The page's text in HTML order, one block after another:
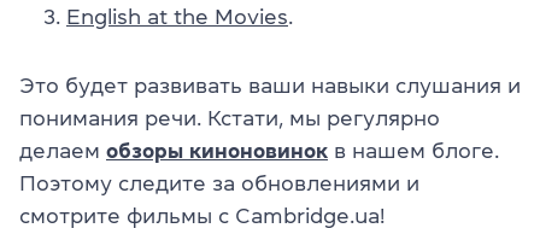
English at the Movies.
Это будет развивать ваши навыки слушания и
понимания речи. Кстати, мы регулярно
делаем обзоры киноновинок в нашем блоге.
Поэтому следите за обновлениями и
смотрите фильмы с Сambridge.ua!